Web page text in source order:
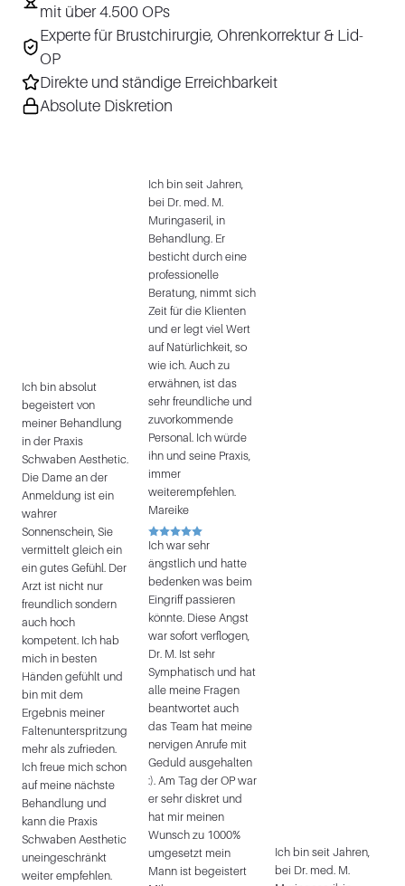
mit über 4.500 OPs
Experte für Brustchirurgie, Ohrenkorrektur & Lid-
OP
Direkte und ständige Erreichbarkeit
Absolute Diskretion
Ich bin absolut
begeistert von
meiner Behandlung
in der Praxis
Schwaben Aesthetic.
Die Dame an der
Anmeldung ist ein
wahrer
Sonnenschein, Sie
vermittelt gleich ein
ein gutes Gefühl. Der
Arzt ist nicht nur
freundlich sondern
auch hoch
kompetent. Ich hab
mich in besten
Händen gefühlt und
bin mit dem
Ergebnis meiner
Faltenunterspritzung
mehr als zufrieden.
Ich freue mich schon
auf meine nächste
Behandlung und
kann die Praxis
Schwaben Aesthetic
uneingeschränkt
weiter empfehlen.
Ich bin seit Jahren,
bei Dr. med. M.
Muringaseril, in
Behandlung. Er
besticht durch eine
professionelle
Beratung, nimmt sich
Zeit für die Klienten
und er legt viel Wert
auf Natürlichkeit, so
wie ich. Auch zu
erwähnen, ist das
sehr freundliche und
zuvorkommende
Personal. Ich würde
ihn und seine Praxis,
immer
weiterempfehlen.
Mareike
Ich war sehr
ängstlich und hatte
bedenken was beim
Eingriff passieren
könnte. Diese Angst
war sofort verflogen,
Dr. M. Ist sehr
Symphatisch und hat
alle meine Fragen
beantwortet auch
das Team hat meine
nervigen Anrufe mit
Geduld ausgehalten
:). Am Tag der OP war
er sehr diskret und
hat mir meinen
Wunsch zu 1000%
umgesetzt mein
Mann ist begeistert
Ich bin seit Jahren,
bei Dr. med. M.